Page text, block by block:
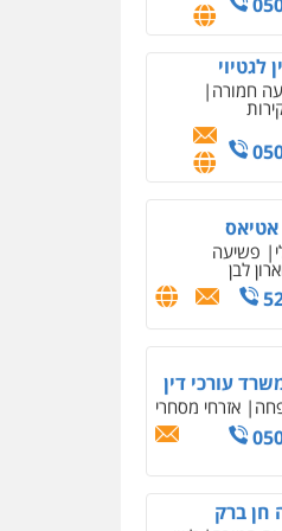
לגטיוי
חמורה
אטיאס
פשיעה
לבן
עורכי דין
אזרחי מסחרי
חן ברק
מגוגל
שליליים
גיבוי
חדשה
מין
עו"ס,